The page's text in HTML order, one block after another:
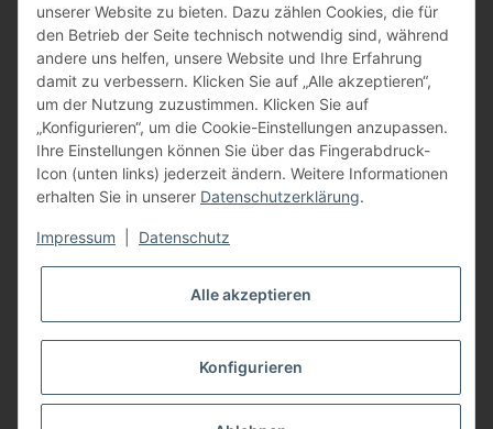
* Alle Preise inkl. gesetzlicher USt., zzgl.Versand
unserer Website zu bieten. Dazu zählen Cookies, die für
den Betrieb der Seite technisch notwendig sind, während
andere uns helfen, unsere Website und Ihre Erfahrung
damit zu verbessern. Klicken Sie auf „Alle akzeptieren“,
um der Nutzung zuzustimmen. Klicken Sie auf
„Konfigurieren“, um die Cookie-Einstellungen anzupassen.
Ihre Einstellungen können Sie über das Fingerabdruck-
Icon (unten links) jederzeit ändern. Weitere Informationen
erhalten Sie in unserer Datenschutzerklärung.
Impressum Datenschutz
Alle akzeptieren
Konfigurieren